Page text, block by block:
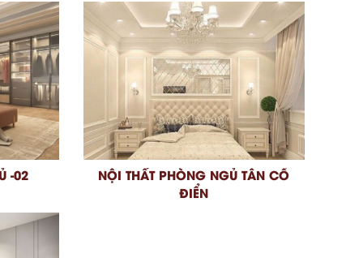
-02
NỘI THẤT PHÒNG NGỦ TÂN CỔ
ĐIỂN